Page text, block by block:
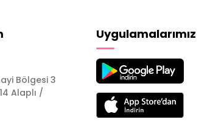
Bölgesi 3
Alaplı /
Uygulamalarımız